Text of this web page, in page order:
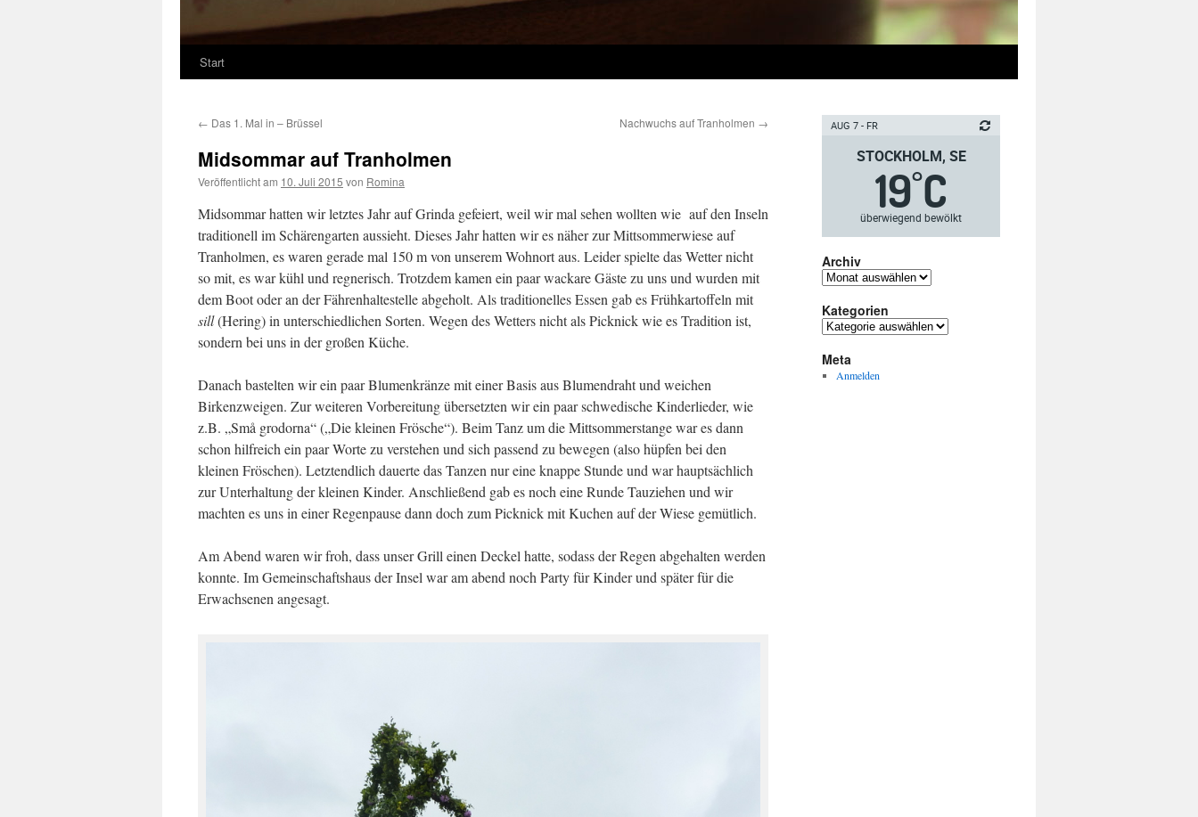
Start
← Das 1. Mal in – Brüssel Nachwuchs auf Tranholmen →
Midsommar auf Tranholmen
Veröffentlicht am 10. Juli 2015 von Romina
Midsommar hatten wir letztes Jahr auf Grinda gefeiert, weil wir mal sehen wollten wie auf den Inseln
traditionell im Schärengarten aussieht. Dieses Jahr hatten wir es näher zur Mittsommerwiese auf
Tranholmen, es waren gerade mal 150 m von unserem Wohnort aus. Leider spielte das Wetter nicht
so mit, es war kühl und regnerisch. Trotzdem kamen ein paar wackare Gäste zu uns und wurden mit
dem Boot oder an der Fährenhaltestelle abgeholt. Als traditionelles Essen gab es Frühkartoffeln mit
sill(Hering) in unterschiedlichen Sorten. Wegen des Wetters nicht als Picknick wie es Tradition ist,
sondern bei uns in der großen Küche.
Danach bastelten wir ein paar Blumenkränze mit einer Basis aus Blumendraht und weichen
Birkenzweigen. Zur weiteren Vorbereitung übersetzten wir ein paar schwedische Kinderlieder, wie
z.B. „Små grodorna“ („Die kleinen Frösche“). Beim Tanz um die Mittsommerstange war es dann
schon hilfreich ein paar Worte zu verstehen und sich passend zu bewegen (also hüpfen bei den
kleinen Fröschen). Letztendlich dauerte das Tanzen nur eine knappe Stunde und war hauptsächlich
zur Unterhaltung der kleinen Kinder. Anschließend gab es noch eine Runde Tauziehen und wir
machten es uns in einer Regenpause dann doch zum Picknick mit Kuchen auf der Wiese gemütlich.
Am Abend waren wir froh, dass unser Grill einen Deckel hatte, sodass der Regen abgehalten werden
konnte. Im Gemeinschaftshaus der Insel war am abend noch Party für Kinder und später für die
Erwachsenen angesagt.
AUG 7 - FR
STOCKHOLM, SE
19°C
überwiegend bewölkt
Archiv
Archiv
Kategorien
Kategorien
Meta
Anmelden